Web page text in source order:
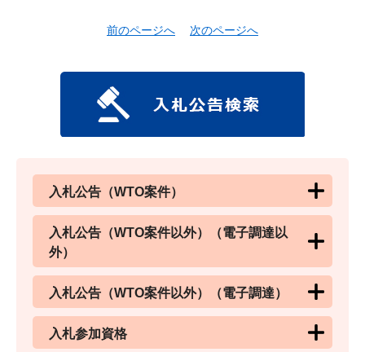
前のページへ 次のページへ
入札公告（WTO案件）
入札公告（WTO案件以外）（電子調達以
外）
入札公告（WTO案件以外）（電子調達）
入札参加資格